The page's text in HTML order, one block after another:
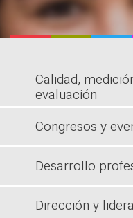
Calidad,
evaluación
Congresos y
Desarrollo
Dirección y